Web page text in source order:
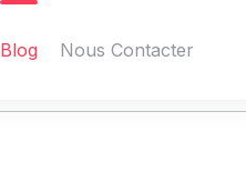
Blog Nous Contacter